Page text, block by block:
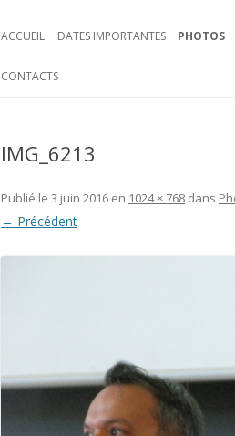
ACCUEIL DATES IMPORTANTES PHOTOS
CONTACTS
IMG_6213
Publié le 3 juin 2016 en 1024 × 768 dans
← Précédent